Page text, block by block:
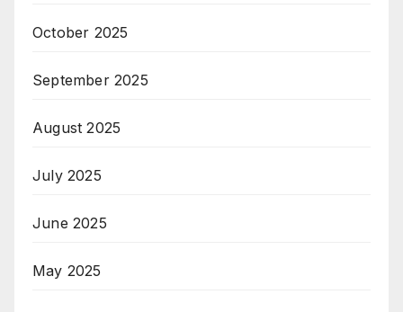
October 2025
September 2025
August 2025
July 2025
June 2025
May 2025